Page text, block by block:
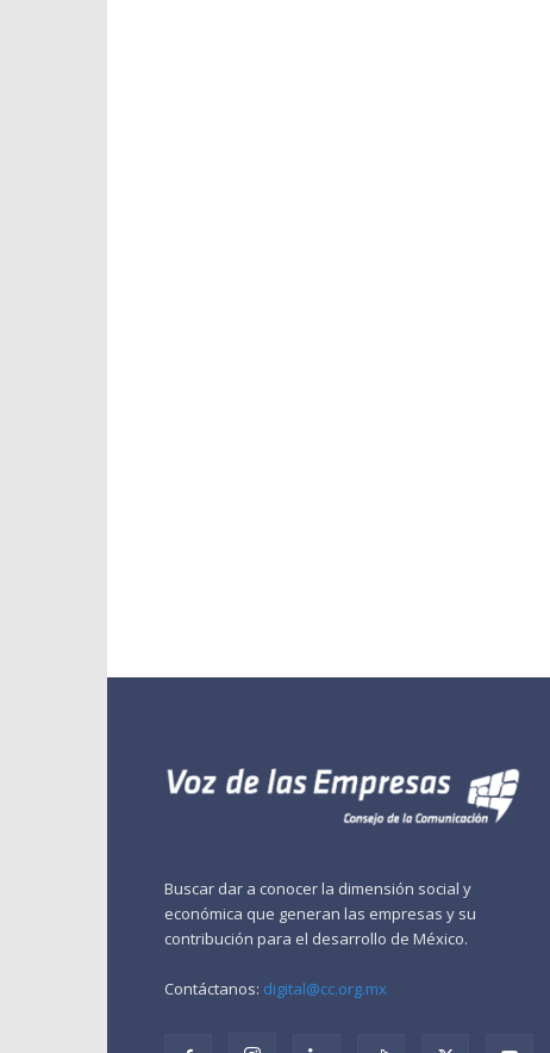
Buscar dar a conocer la dimensión social y
económica que generan las empresas y su
contribución para el desarrollo de México.
Contáctanos: digital@cc.org.mx